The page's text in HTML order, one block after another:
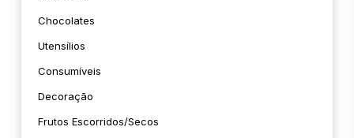
Chocolates
Utensílios
Consumíveis
Decoração
Frutos Escorridos/secos